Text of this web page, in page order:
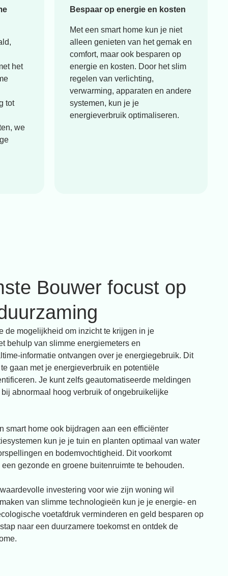
het
tot
we
Bespaar op energie en kosten
Met een smart home kun je niet
alleen genieten van het gemak en
comfort, maar ook besparen op
energie en kosten. Door het slim
regelen van verlichting,
verwarming, apparaten en andere
systemen, kun je je
energieverbruik optimaliseren.
Bouwer focust op
de mogelijkheid om inzicht te krijgen in je
behulp van slimme energiemeters en
informatie ontvangen over je energiegebruik. Dit
gaan met je energieverbruik en potentiële
Je kunt zelfs geautomatiseerde meldingen
abnormaal hoog verbruik of ongebruikelijke
smart home ook bijdragen aan een efficiënter
kun je je tuin en planten optimaal van water
en bodemvochtigheid. Dit voorkomt
gezonde en groene buitenruimte te behouden.
investering voor wie zijn woning wil
van slimme technologieën kun je je energie- en
voetafdruk verminderen en geld besparen op
naar een duurzamere toekomst en ontdek de